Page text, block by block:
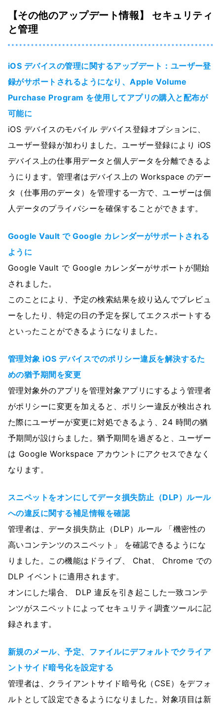
【その他のアップデート情報】 セキュリティ
と管理
iOS デバイスの管理に関するアップデート：ユーザー登
録がサポートされるようになり、Apple Volume
Purchase Program を使用してアプリの購入と配布が
可能に
iOS デバイスのモバイル デバイス登録オプションに、
ユーザー登録が加わりました。ユーザー登録により iOS
デバイス上の仕事用データと個人データを分離できるよ
うにります。管理者はデバイス上の Workspace のデー
タ（仕事用のデータ）を管理する一方で、ユーザーは個
人データのプライバシーを確保することができます。
Google Vault で Google カレンダーがサポートされる
ように
Google Vault で Google カレンダーがサポートが開始
されました。
このことにより、予定の検索結果を絞り込んでプレビュ
ーをしたり、特定の日の予定を探してエクスポートする
といったことができるようになりました。
管理対象 iOS デバイスでのポリシー違反を解決するた
めの猶予期間を変更
管理対象外のアプリを管理対象アプリにするよう管理者
がポリシーに変更を加えると、ポリシー違反が検出され
た際にユーザーが変更に対処できるよう、24 時間の猶
予期間が設けらました。猶予期間を過ぎると、ユーザー
は Google Workspace アカウントにアクセスできなく
なります。
スニペットをオンにしてデータ損失防止（DLP）ルール
への違反に関する補足情報を確認
管理者は、データ損失防止（DLP）ルール 「機密性の
高いコンテンツのスニペット」 を確認できるようにな
りました。この機能はドライブ、 Chat、 Chrome での
DLP イベントに適用されます。
オンにした場合、 DLP 違反を引き起こした一致コンテ
ンツがスニペットによってセキュリティ調査ツールに記
録されます。
新規のメール、予定、ファイルにデフォルトでクライア
ントサイド暗号化を設定する
管理者は、クライアントサイド暗号化（CSE）をデフォ
ルトとして設定できるようになりました。対象項目は新